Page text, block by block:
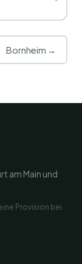
Bornheim →
am Main und
Provision bei